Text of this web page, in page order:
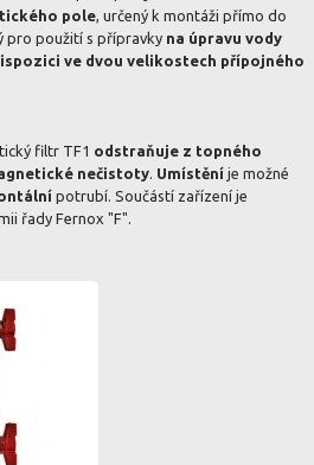
pole, určený k montáži přímo do
pro použití s přípravky na úpravu vody
ve dvou velikostech přípojného
filtr TF1 odstraňuje z topného
nečistoty. Umístění je možné
potrubí. Součástí zařízení je
řady Fernox "F".